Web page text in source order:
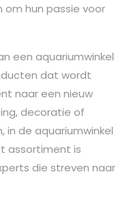
hun passie voor
een aquariumwinkel
dat wordt
naar een nieuw
decoratie of
in de aquariumwinkel
assortiment is
die streven naar